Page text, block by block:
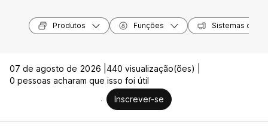
Produtos Funções Sistemas
07 de agosto de 2026 | 440 visualização(ões) |
0 pessoas acharam que isso foi útil
Inscrever-se